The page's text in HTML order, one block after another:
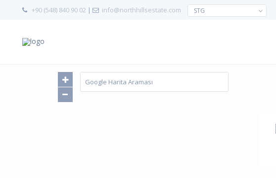
+90 (548) 840 90 02 | info@northhillsestate.com STG